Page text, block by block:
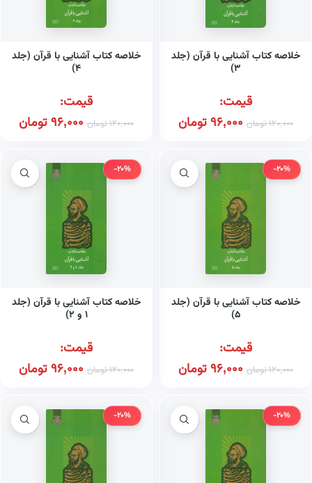
خلاصه کتاب آشنایی با قرآن (جلد
۳)
قیمت:
120,000تومان 96,000تومان
خلاصه کتاب آشنایی با قرآن (جلد
۴)
قیمت:
120,000تومان 96,000تومان
-20%
خلاصه کتاب آشنایی با قرآن (جلد
۵)
قیمت:
120,000تومان 96,000تومان
-20%
خلاصه کتاب آشنایی با قرآن (جلد
۱ و ۲)
قیمت:
120,000تومان 96,000تومان
-20%
-20%